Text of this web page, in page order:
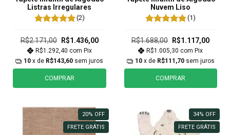
Listras Irregulares
(2)
R$2.171,00 R$1.436,00
R$1.292,40 com Pix
10 x de R$143,60 sem juros
COMPRAR
Nuvem Liso
(1)
R$1.688,00 R$1.117,00
R$1.005,30com Pix
10 x de R$111,70 sem juros
COMPRAR
20% OFF
FRETE GRÁTIS
34% OFF
FRETE GRÁTIS